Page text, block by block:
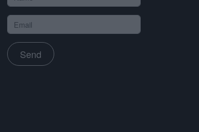
Send